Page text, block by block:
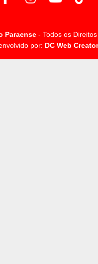
Paraense - Todos os
por: DC Web